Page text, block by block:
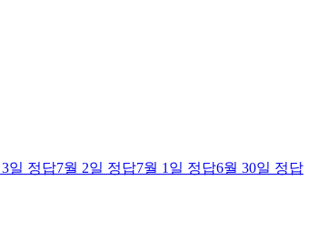
일 정답7월 2일 정답7월 1일 정답6월 30일 정답